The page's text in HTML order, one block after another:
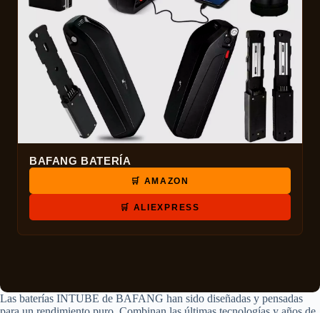
BAFANG BATERÍA
🛒 AMAZON
🛒 ALIEXPRESS
Las baterías INTUBE de BAFANG han sido diseñadas y pensadas